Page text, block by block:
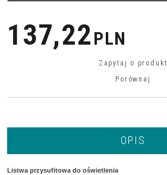
137,22 PLN
Zapytaj o produkt
Porównaj
OPIS
Listwa przysufitowa do oświetlenia